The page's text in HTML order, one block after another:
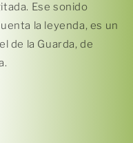
Ese sonido
la leyenda, es un
de la Guarda, de
y
elige
Pago,elige
disponible,